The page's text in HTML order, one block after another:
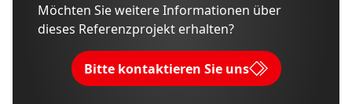
Möchten Sie weitere Informationen über
dieses Referenzprojekt erhalten?
Bitte kontaktieren Sie uns